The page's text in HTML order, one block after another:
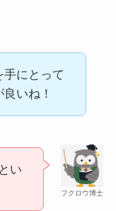
にとって
いね！
フクロウ博士
い